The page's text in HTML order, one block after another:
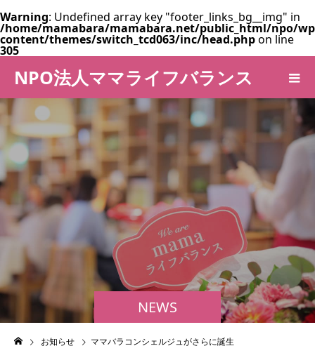
Warning: Undefined array key "footer_links_bg__img" in
/home/mamabara/mamabara.net/public_html/npo/
content/themes/switch_tcd063/inc/head.phpon line
305
NPO法人ママライフバランス
NEWS
お知らせ ママバラコンシェルジュがさらに誕生